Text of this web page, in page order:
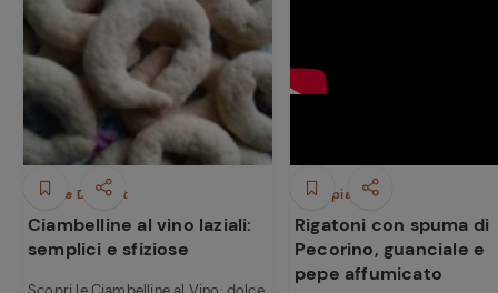
Dolci e Dessert
Ciambelline al vino laziali:
semplici e sfiziose
Primi piatti
Rigatoni con spuma di
Pecorino, guanciale e
pepe affumicato